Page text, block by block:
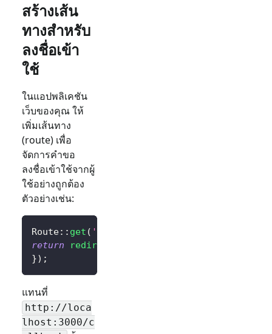
สร้างเส้น
ทางสำหรับ
ลงชื่อเข้า
ใช้
ในแอปพลิเคชัน
เว็บของคุณ ให้
เพิ่มเส้นทาง
(route) เพื่อ
จัดการคำขอ
ลงชื่อเข้าใช้จากผู้
ใช้อย่างถูกต้อง
ตัวอย่างเช่น:
Route:: get ( '/sign-in'
return
redirect
}) ;
แทนที่
http://loca
lhost:3000/c